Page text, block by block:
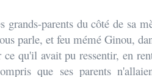
grands-parents du côté de sa
parle, et feu mémé Ginou,
ce qu'il avait pu ressentir, en
que ses parents